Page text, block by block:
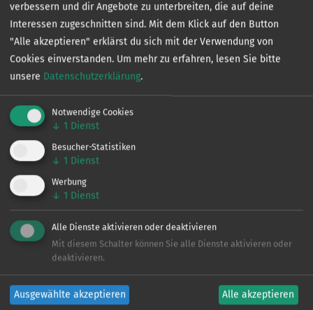
Sonder­bestimmungen
Die genauen Sonderbestimmungen eines jeden
Gewässers können Sie kostenlos in unserer App
einsehen.
Verein
bewirtschaftet. Für weitere Informationen zu den
Befischungsrechten und Regelungen laden Sie sich bitte
unsere App herunter.
Verein
verbessern und dir Angebote zu unterbreiten, die auf deine
Interessen zugeschnitten sind. Mit dem Klick auf den Button
"Alle akzeptieren" erklärst du sich mit der Verwendung von
Cookies einverstanden. Um mehr zu erfahren, lesen Sie bitte
unsere Datenschutzerklärung.
Notwendige Cookies
↓ 1 Dienst
Besucher-Statistiken
↓ 1 Dienst
Werbung
↓ 1 Dienst
Alle Dienste aktivieren oder deaktivieren
Mit diesem Schalter können Sie alle Dienste aktivieren oder
deaktivieren.
Ausgewählte akzeptieren Alle akzeptieren